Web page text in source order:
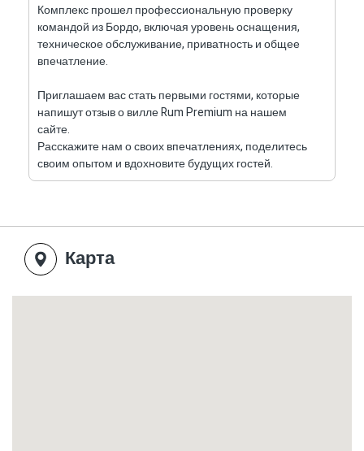
Комплекс прошел профессиональную проверку
командой из Бордо, включая уровень оснащения,
техническое обслуживание, приватность и общее
впечатление.
Приглашаем вас стать первыми гостями, которые
напишут отзыв о вилле Rum Premium на нашем
сайте.
Расскажите нам о своих впечатлениях, поделитесь
своим опытом и вдохновите будущих гостей.
Карта